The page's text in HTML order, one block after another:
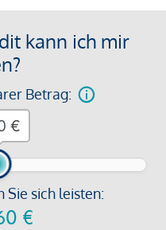
kann ich mir
Betrag:
Sie sich leisten:
€
€